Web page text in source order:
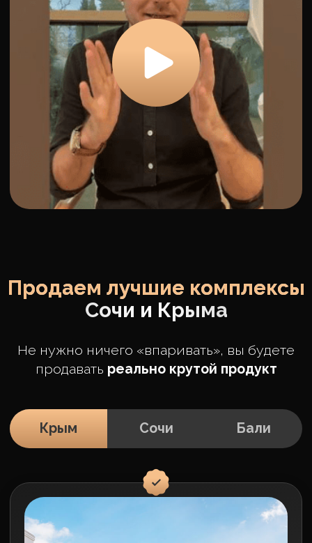
До конца года компания
планирует увеличить
число направлений до 6
Число брокеров — до 220
профессионалов
Это позволит нам достичь
месячной выручки в 240
млн рублей
Что в сумме принесет